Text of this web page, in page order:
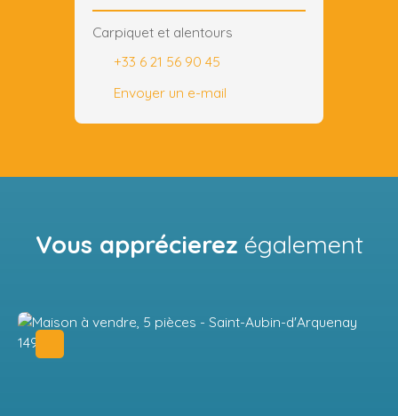
Carpiquet et alentours
+33 6 21 56 90 45
Envoyer un e-mail
Vous apprécierez également